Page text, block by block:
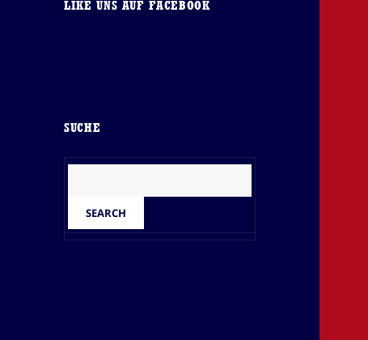
LIKE UNS AUF FACEBOOK
SUCHE